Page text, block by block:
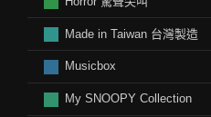
Made in Taiwan 台灣製造
Musicbox
My SNOOPY Collection